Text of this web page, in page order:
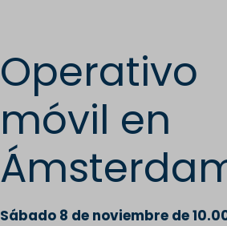
Operativo
móvil en
Sábado 8 de noviembre de